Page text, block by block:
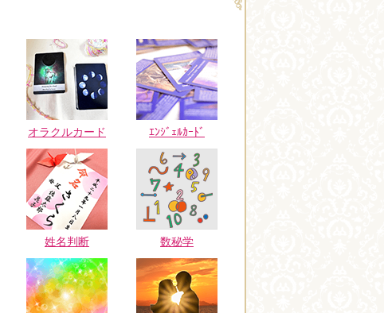
オラクルカード ｴﾝｼﾞｪﾙｶｰﾄﾞ
姓名判断 数秘学